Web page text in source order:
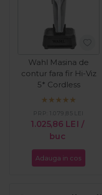
Wahl Masina de
contur fara fir Hi-Viz
5* Cordless
1.025,86 LEI /
buc
PRP: 1.079,85 LEI
Adauga in cos